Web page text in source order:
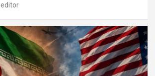
editor